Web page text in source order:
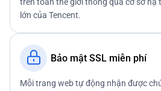
lớn của Tencent.
Bảo mật SSL miễn phí
Mỗi trang web tự động nhận được